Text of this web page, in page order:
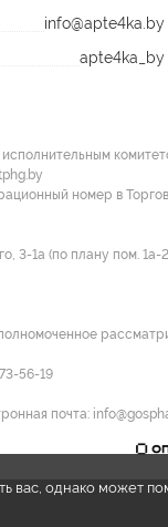
info@apte4ka.by
apte4ka_by
номер в
1а (по плану пом. 1а-
56-19
почта:
однако может